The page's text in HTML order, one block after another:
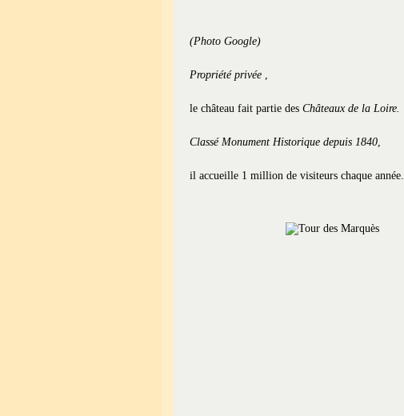
(Photo Google)
Propriété privée ,
le château fait partie des Châteaux de la Loire.
Classé Monument Historique depuis 1840,
il accueille 1 million de visiteurs chaque année.